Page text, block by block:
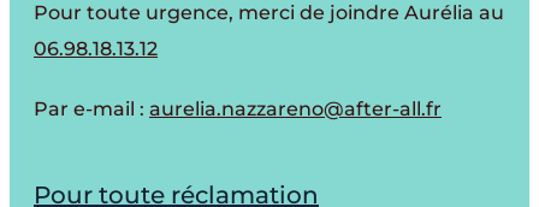
Pour toute urgence, merci de joindre Aurélia au
06.98.18.13.12
Par e-mail : aurelia.nazzareno@after-all.fr
Pour toute réclamation